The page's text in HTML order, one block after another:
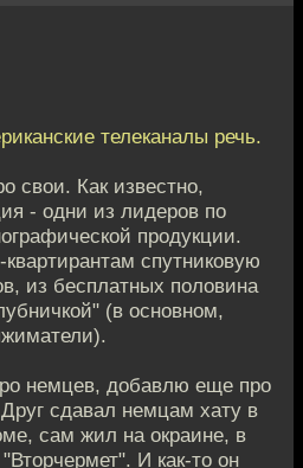
телеканалы речь.
свои. Как известно,
- одни из лидеров по
продукции.
спутниковую
из бесплатных половина
(в основном,
немцев, добавлю еще про
сдавал немцам хату в
сам жил на окраине, в
И как-то он